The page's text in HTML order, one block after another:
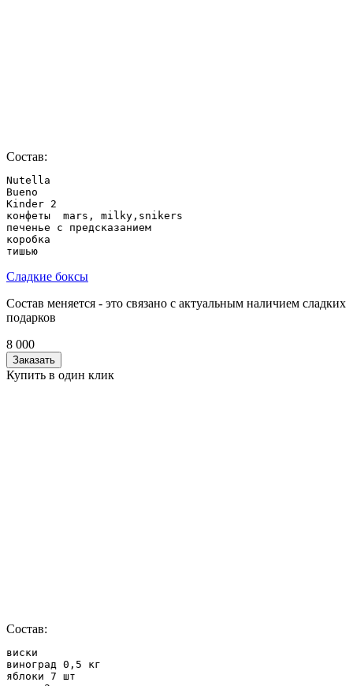
Состав:
Nutella
Bueno
Kinder 2
конфеты  mars, milky,snikers
печенье с предсказанием
коробка
Сладкие боксы
Состав меняется - это связано с актуальным наличием сладких
подарков
8 000
Заказать
Купить в один клик
Состав:
виски
виноград 0,5 кг
яблоки 7 шт